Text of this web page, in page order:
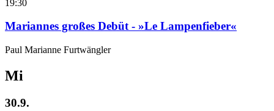
19:30
Mariannes großes Debüt - »Le Lampenfieber«
Paul Marianne Furtwängler
Mi
30.9.